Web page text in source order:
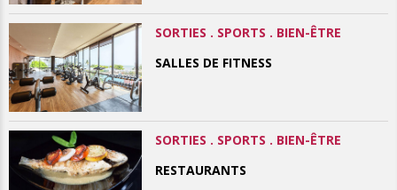
SORTIES . SPORTS . BIEN-ÊTRE
SALLES DE FITNESS
SORTIES . SPORTS . BIEN-ÊTRE
RESTAURANTS